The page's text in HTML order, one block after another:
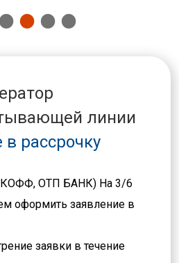
линии
в рассрочку
ОТП БАНК) На 3/6
оформить заявление в
заявки в течение